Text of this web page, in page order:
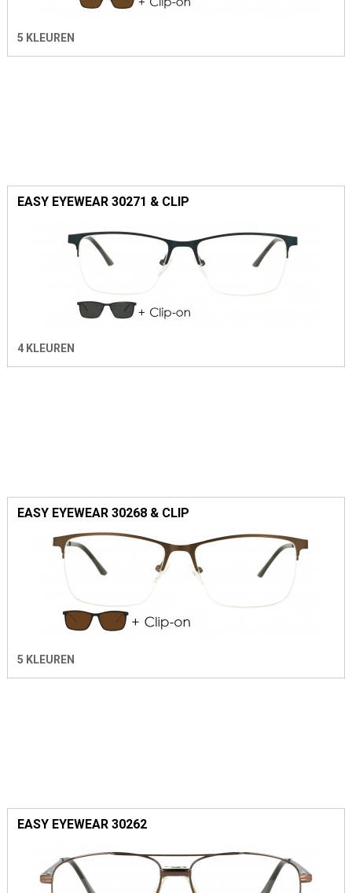
5 KLEUREN
EASY EYEWEAR 30271 & CLIP
4 KLEUREN
EASY EYEWEAR 30268 & CLIP
5 KLEUREN
EASY EYEWEAR 30262